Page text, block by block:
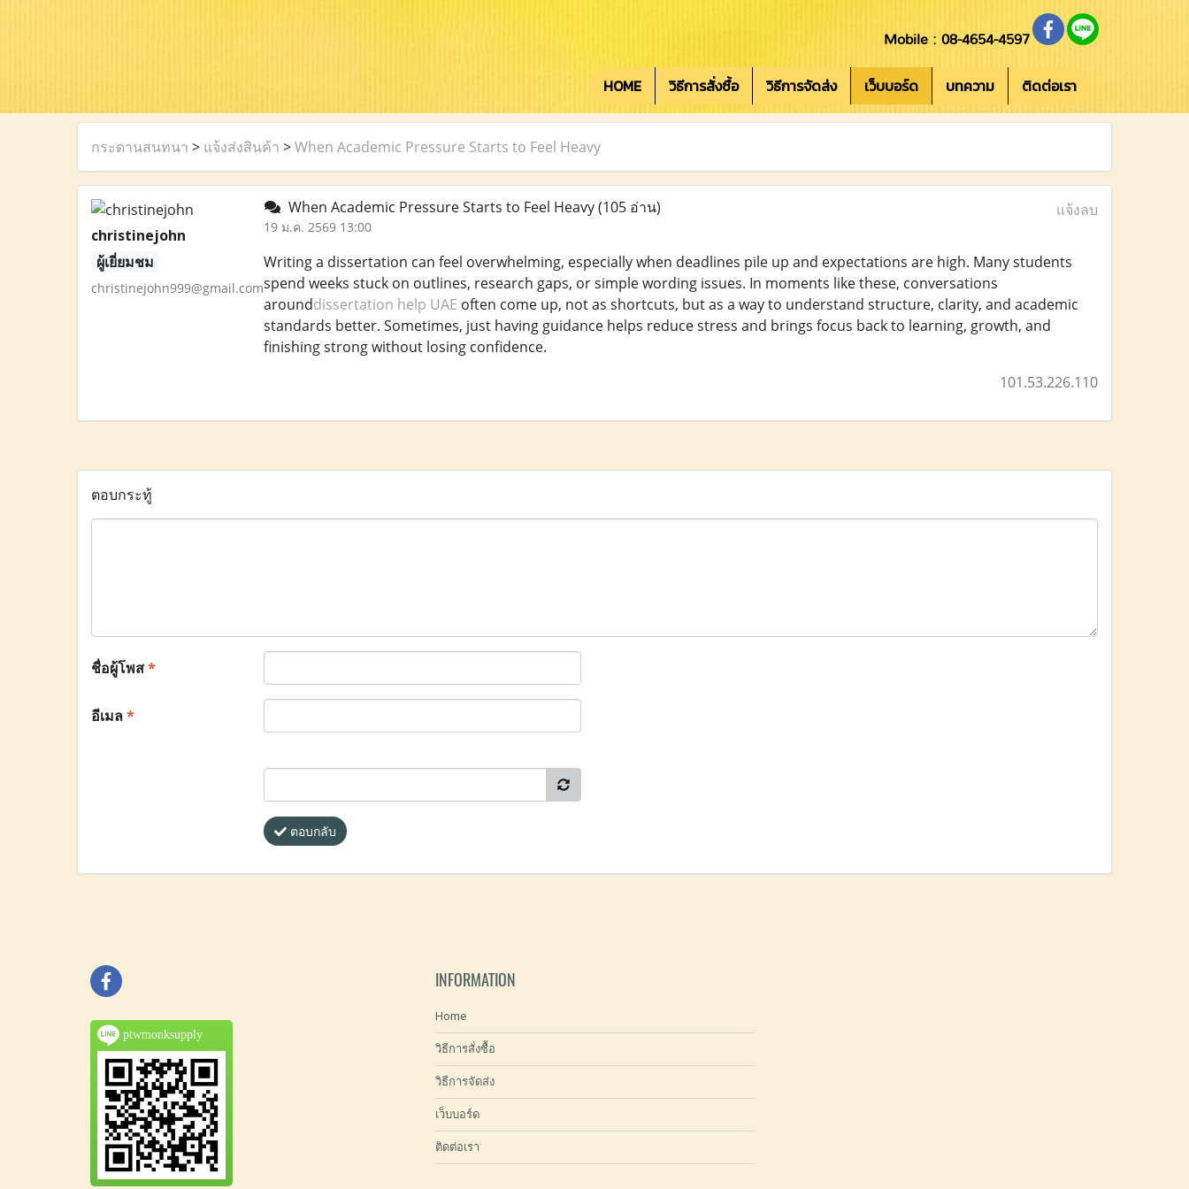
Mobile : 08-4654-4597
HOME วิธีการสั่งซื้อ วิธีการจัดส่ง เว็บบอร์ด บทความ ติดต่อเรา
กระดานสนทนา > แจ้งส่งสินค้า >When Academic Pressure Starts to Feel Heavy
christinejohn
ผู้เยี่ยมชม
christinejohn999@gmail.com
When Academic Pressure Starts to Feel Heavy(105 อ่าน)
19 ม.ค. 2569 13:00
แจ้งลบ
Writing a dissertation can feel overwhelming, especially when deadlines pile up and expectations are high. Many students
spend weeks stuck on outlines, research gaps, or simple wording issues. In moments like these, conversations
arounddissertation help UAE often come up, not as shortcuts, but as a way to understand structure, clarity, and academic
standards better. Sometimes, just having guidance helps reduce stress and brings focus back to learning, growth, and
finishing strong without losing confidence.
101.53.226.110
ตอบกระทู้
ชื่อผู้โพส*
อีเมล*
ตอบกลับ
ptwmonksupply
INFORMATION
Home
วิธีการสั่งซื้อ
วิธีการจัดส่ง
เว็บบอร์ด
ติดต่อเรา